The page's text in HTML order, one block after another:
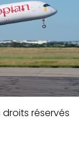
droits réservés